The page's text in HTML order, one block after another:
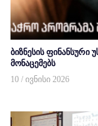
ბიზნესის
მონაცემებს
10 / ივნისი 2026